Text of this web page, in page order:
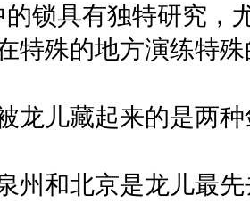
锁具有独特研究，
特殊的地方演练特
龙儿藏起来的是两
州和北京是龙儿最